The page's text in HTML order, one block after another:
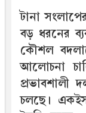
টানা
বড় ধরনের
কৌশল
আলোচনা
প্রভাবশালী
চলছে।